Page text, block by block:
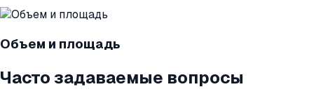
Объем и площадь
Часто задаваемые вопросы